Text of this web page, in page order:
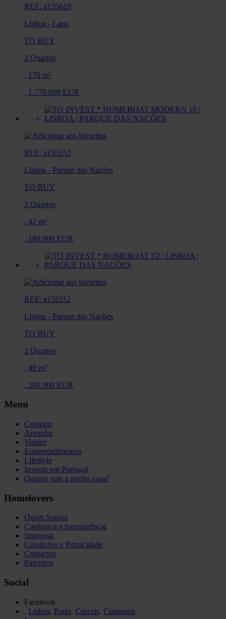
REF: a155619
Lisboa - Lapa
TO BUY
2 Quartos
, 170 m²
, 1.770.000 EUR
REF: a155252
Lisboa - Parque das Nações
TO BUY
2 Quartos
, 42 m²
, 189.900 EUR
REF: a152112
Lisboa - Parque das Nações
TO BUY
2 Quartos
, 40 m²
, 209.900 EUR
Menu
Comprar
Arrendar
Vender
Empreendimentos
Lifestyle
Investir em Portugal
Quanto vale a minha casa?
Homelovers
Quem Somos
Confiança e transparência
Imprensa
Condições e Privacidade
Contactos
Parceiros
Social
Facebook
. Lisboa. Porto. Cascais. Comporta